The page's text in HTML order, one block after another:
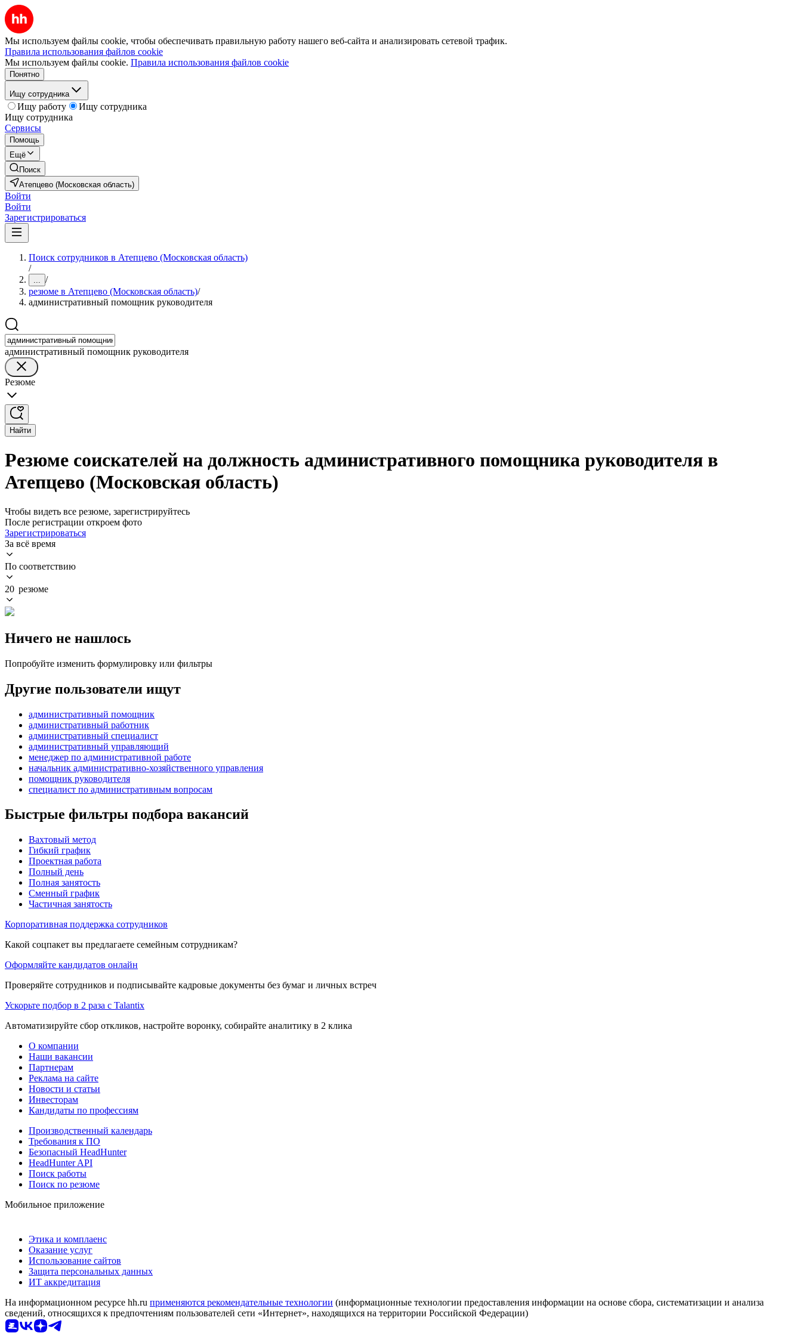
Мы используем файлы cookie, чтобы обеспечивать правильную работу нашего веб-сайта и анализировать сетевой трафик.
Правила использования файлов cookie
Мы используем файлы cookie. Правила использования файлов cookie
Понятно
Ищу сотрудника
Ищу работу
Ищу сотрудника
Ищу сотрудника
Сервисы
Помощь
Ещё
Поиск
Атепцево (Московская область)
Войти
Войти
Зарегистрироваться
Поиск сотрудников в Атепцево (Московская область)
/
... /
резюме в Атепцево (Московская область)/
административный помощник руководителя
административный помощник руководителя
Резюме
Найти
Резюме соискателей на должность административного помощника руководителя в
Атепцево (Московская область)
Чтобы видеть все резюме, зарегистрируйтесь
После регистрации откроем фото
Зарегистрироваться
За всё время
По соответствию
20 резюме
Ничего не нашлось
Попробуйте изменить формулировку или фильтры
Другие пользователи ищут
административный помощник
административный работник
административный специалист
административный управляющий
менеджер по административной работе
начальник административно-хозяйственного управления
помощник руководителя
специалист по административным вопросам
Быстрые фильтры подбора вакансий
Вахтовый метод
Гибкий график
Проектная работа
Полный день
Полная занятость
Сменный график
Частичная занятость
Корпоративная поддержка сотрудников
Какой соцпакет вы предлагаете семейным сотрудникам?
Оформляйте кандидатов онлайн
Проверяйте сотрудников и подписывайте кадровые документы без бумаг и личных встреч
Ускорьте подбор в 2 раза с Talantix
Автоматизируйте сбор откликов, настройте воронку, собирайте аналитику в 2 клика
О компании
Наши вакансии
Партнерам
Реклама на сайте
Новости и статьи
Инвесторам
Кандидаты по профессиям
Производственный календарь
Требования к ПО
Безопасный HeadHunter
HeadHunter API
Поиск работы
Поиск по резюме
Мобильное приложение
Этика и комплаенс
Оказание услуг
Использование сайтов
Защита персональных данных
ИТ аккредитация
На информационном ресурсе hh.ru применяются рекомендательные технологии (информационные технологии предоставления информации на основе сбора, систематизации и анализа
сведений, относящихся к предпочтениям пользователей сети «Интернет», находящихся на территории Российской Федерации)